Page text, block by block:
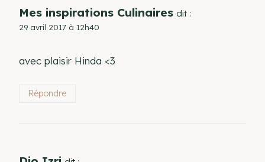
Mes inspirations Culinaires dit :
29 avril 2017 à 12h40
avec plaisir Hinda <3
Répondre